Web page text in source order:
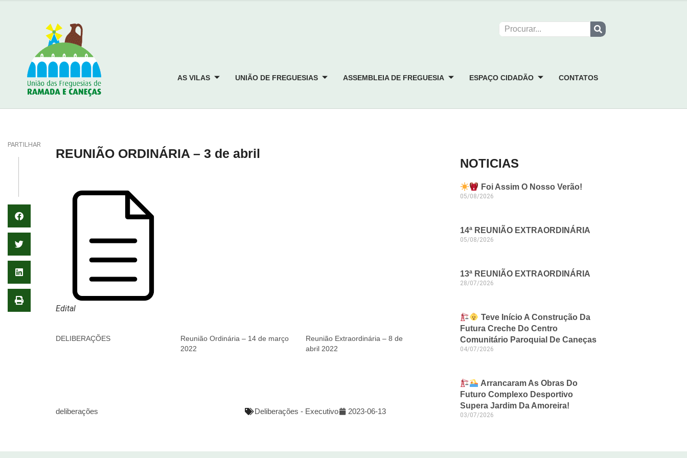
AS VILAS UNIÃO DE FREGUESIAS ASSEMBLEIA DE FREGUESIA ESPAÇO CIDADÃO CONTATOS
PARTILHAR
REUNIÃO ORDINÁRIA – 3 de abril
Edital
DELIBERAÇÕES
Reunião Ordinária – 14 de março
2022
Reunião Extraordinária – 8 de
abril 2022
deliberações Deliberações - Executivo 2023-06-13
NOTICIAS
Foi Assim O Nosso Verão!
05/08/2026
14ª REUNIÃO EXTRAORDINÁRIA
05/08/2026
13ª REUNIÃO EXTRAORDINÁRIA
28/07/2026
Teve Início A Construção Da
Futura Creche Do Centro
Comunitário Paroquial De Caneças
04/07/2026
Arrancaram As Obras Do
Futuro Complexo Desportivo
Supera Jardim Da Amoreira!
03/07/2026